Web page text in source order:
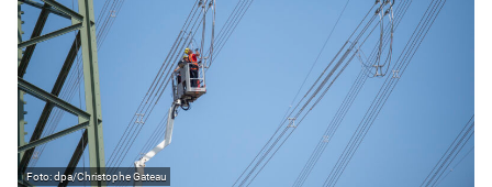
dpa/Christophe Gateau